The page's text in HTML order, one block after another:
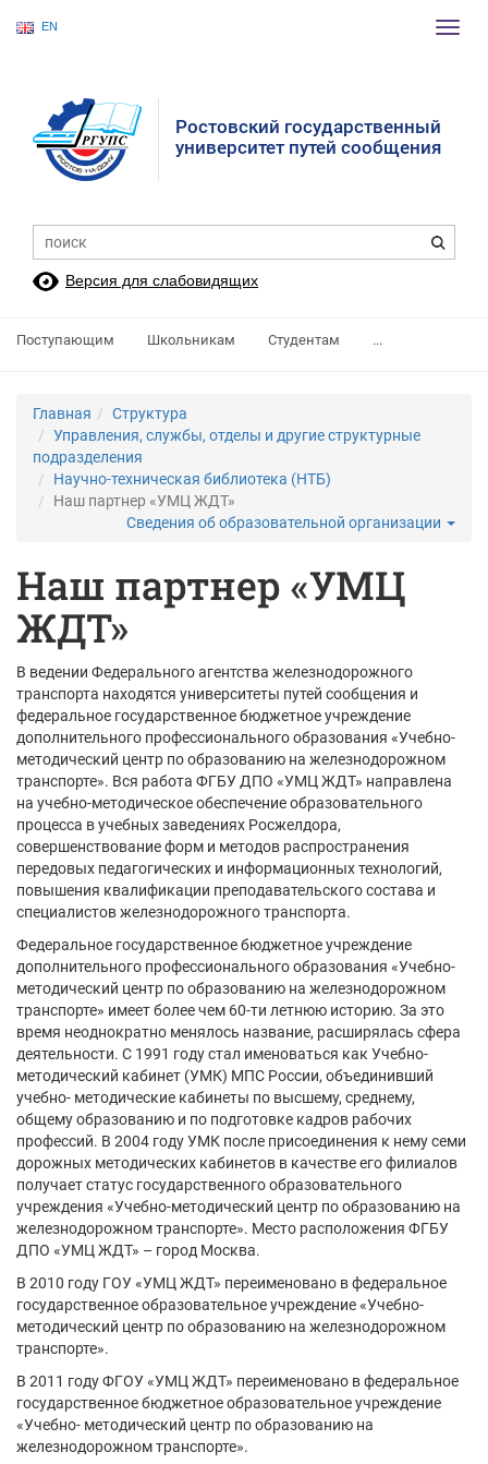
EN
Ростовский государственный
университет путей сообщения
Версия для слабовидящих
Поступающим Школьникам Студентам ...
Главная
Структура
Управления, службы, отделы и другие структурные
подразделения
Научно-техническая библиотека (НТБ)
Наш партнер «УМЦ ЖДТ»
Сведения об образовательной организации
Наш партнер «УМЦ
ЖДТ»
В ведении Федерального агентства железнодорожного
транспорта находятся университеты путей сообщения и
федеральное государственное бюджетное учреждение
дополнительного профессионального образования «Учебно-
методический центр по образованию на железнодорожном
транспорте». Вся работа ФГБУ ДПО «УМЦ ЖДТ» направлена
на учебно-методическое обеспечение образовательного
процесса в учебных заведениях Росжелдора,
совершенствование форм и методов распространения
передовых педагогических и информационных технологий,
повышения квалификации преподавательского состава и
специалистов железнодорожного транспорта.
Федеральное государственное бюджетное учреждение
дополнительного профессионального образования «Учебно-
методический центр по образованию на железнодорожном
транспорте» имеет более чем 60-ти летнюю историю. За это
время неоднократно менялось название, расширялась сфера
деятельности. С 1991 году стал именоваться как Учебно-
методический кабинет (УМК) МПС России, объединивший
учебно- методические кабинеты по высшему, среднему,
общему образованию и по подготовке кадров рабочих
профессий. В 2004 году УМК после присоединения к нему семи
дорожных методических кабинетов в качестве его филиалов
получает статус государственного образовательного
учреждения «Учебно-методический центр по образованию на
железнодорожном транспорте». Место расположения ФГБУ
ДПО «УМЦ ЖДТ» – город Москва.
В 2010 году ГОУ «УМЦ ЖДТ» переименовано в федеральное
государственное образовательное учреждение «Учебно-
методический центр по образованию на железнодорожном
транспорте».
В 2011 году ФГОУ «УМЦ ЖДТ» переименовано в федеральное
государственное бюджетное образовательное учреждение
«Учебно- методический центр по образованию на
железнодорожном транспорте».